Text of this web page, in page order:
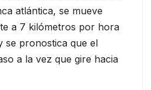
atlántica, se mueve
a 7 kilómetros por hora
se pronostica que el
a la vez que gire hacia